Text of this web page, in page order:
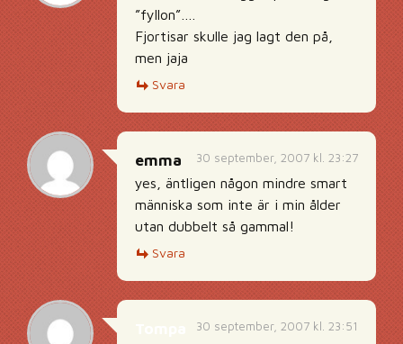
”fyllon”….
Fjortisar skulle jag lagt den på,
men jaja
Svara
30 september, 2007 kl. 23:27
emma
yes, äntligen någon mindre smart
människa som inte är i min ålder
utan dubbelt så gammal!
Svara
30 september, 2007 kl. 23:51